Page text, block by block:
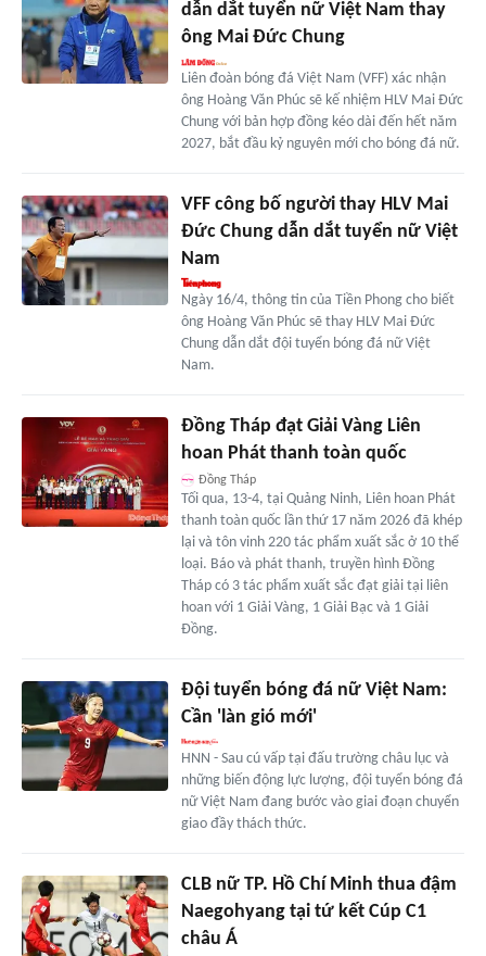
dẫn dắt tuyển nữ Việt Nam thay
ông Mai Đức Chung
Liên đoàn bóng đá Việt Nam (VFF) xác nhận
ông Hoàng Văn Phúc sẽ kế nhiệm HLV Mai Đức
Chung với bản hợp đồng kéo dài đến hết năm
2027, bắt đầu kỷ nguyên mới cho bóng đá nữ.
VFF công bố người thay HLV Mai
Đức Chung dẫn dắt tuyển nữ Việt
Nam
Ngày 16/4, thông tin của Tiền Phong cho biết
ông Hoàng Văn Phúc sẽ thay HLV Mai Đức
Chung dẫn dắt đội tuyển bóng đá nữ Việt
Nam.
Đồng Tháp đạt Giải Vàng Liên
hoan Phát thanh toàn quốc
Đồng Tháp
Tối qua, 13-4, tại Quảng Ninh, Liên hoan Phát
thanh toàn quốc lần thứ 17 năm 2026 đã khép
lại và tôn vinh 220 tác phẩm xuất sắc ở 10 thể
loại. Báo và phát thanh, truyền hình Đồng
Tháp có 3 tác phẩm xuất sắc đạt giải tại liên
hoan với 1 Giải Vàng, 1 Giải Bạc và 1 Giải
Đồng.
Đội tuyển bóng đá nữ Việt Nam:
Cần 'làn gió mới'
HNN - Sau cú vấp tại đấu trường châu lục và
những biến động lực lượng, đội tuyển bóng đá
nữ Việt Nam đang bước vào giai đoạn chuyển
giao đầy thách thức.
CLB nữ TP. Hồ Chí Minh thua đậm
Naegohyang tại tứ kết Cúp C1
châu Á